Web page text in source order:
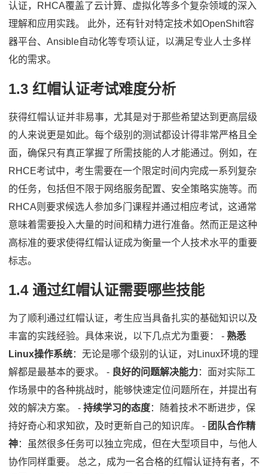
认证，RHCA覆盖了云计算、虚拟化等多个复杂领域的深入
理解和应用实践。 此外，还有针对特定技术如OpenShift容
器平台、Ansible自动化等专项认证，以满足专业人士多样
化的需求。
1.3 红帽认证考试难度分析
获得红帽认证并非易事，尤其是对于那些希望达到更高层级
的人来说更是如此。每个级别的测试都设计得非常严格且全
面，确保只有真正掌握了所需技能的人才能通过。例如，在
RHCE考试中，考生需要在一个限定时间内完成一系列复杂
的任务，包括但不限于网络服务配置、安全策略实施等。而
RHCA则要求候选人参加多门课程并通过相应考试，这通常
意味着需要投入大量的时间和精力进行准备。然而正是这种
高标准的要求使得红帽认证成为衡量一个人技术水平的重要
标志。
1.4 通过红帽认证需要哪些技能
为了顺利通过红帽认证，考生应当具备扎实的基础知识以及
丰富的实践经验。具体来说，以下几点尤为重要： - 熟悉
Linux操作系统：无论是哪个级别的认证，对Linux环境的理
解都是最基本的要求。 - 良好的问题解决能力：面对实际工
作场景中的各种挑战时，能够快速定位问题所在，并提出有
效的解决方案。 - 持续学习的态度：随着技术不断进步，保
持好奇心和求知欲，及时更新自己的知识库。 - 团队合作精
神：虽然很多任务可以独立完成，但在大型项目中，与他人
协作同样重要。 总之，成为一名合格的红帽认证持有者，不